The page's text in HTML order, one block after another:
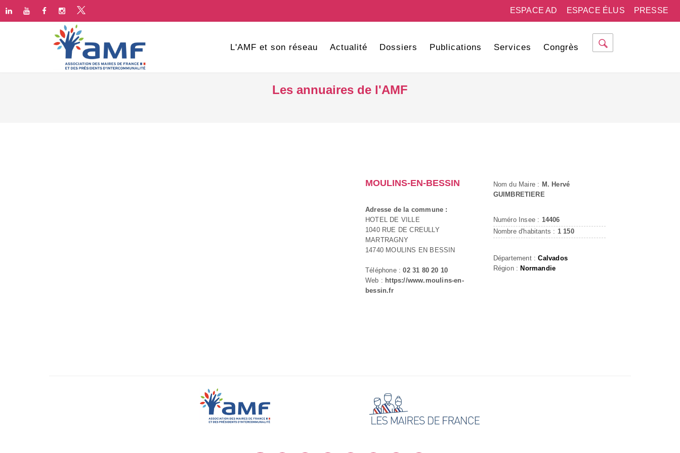
PRESSE
ESPACE ÉLUS
ESPACE AD
L'AMF et son réseau Actualité Dossiers Publications Services Congrès
Les annuaires de l'AMF
MOULINS-EN-BESSIN
Adresse de la commune :
HOTEL DE VILLE
1040 RUE DE CREULLY
MARTRAGNY
14740 MOULINS EN BESSIN
Téléphone :02 31 80 20 10
Web : https://www.moulins-en-
bessin.fr
Nom du Maire : M. Hervé
GUIMBRETIERE
Numéro Insee : 14406
Nombre d'habitants : 1 150
Département :Calvados
Région : Normandie